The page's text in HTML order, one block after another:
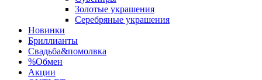
Золотые украшения
Серебряные украшения
Новинки
Бриллианты
Свадьба&помолвка
%Обмен
Акции